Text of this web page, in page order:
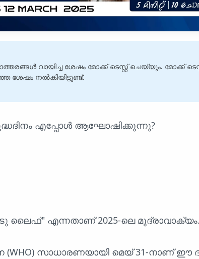
വായിച്ച ശേഷം മോക്ക് ടെസ്റ്റ് ചെയ്യും. മോക്ക്
ശേഷം നൽകിയിട്ടുണ്ട്.
എപ്പോൾ ആഘോഷിക്കുന്നു?
ലൈഫ്" എന്നതാണ് 2025-ലെ മുദ്രാവാക്യം.
സാധാരണയായി മെയ് 31-നാണ് ഈ